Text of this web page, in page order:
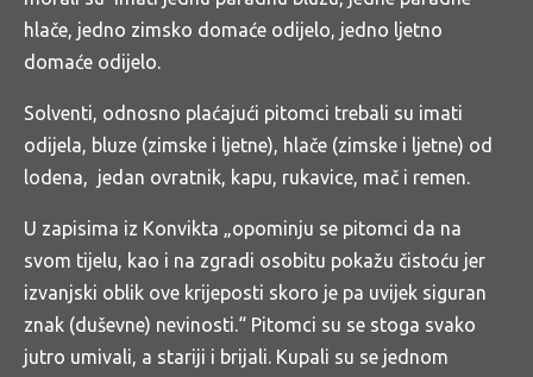
hlače, jedno zimsko domaće odijelo, jedno ljetno
domaće odijelo.
Solventi, odnosno plaćajući pitomci trebali su imati
odijela, bluze (zimske i ljetne), hlače (zimske i ljetne) od
lodena, jedan ovratnik, kapu, rukavice, mač i remen.
U zapisima iz Konvikta „opominju se pitomci da na
svom tijelu, kao i na zgradi osobitu pokažu čistoću jer
izvanjski oblik ove krijeposti skoro je pa uvijek siguran
znak (duševne) nevinosti.“ Pitomci su se stoga svako
jutro umivali, a stariji i brijali. Kupali su se jednom